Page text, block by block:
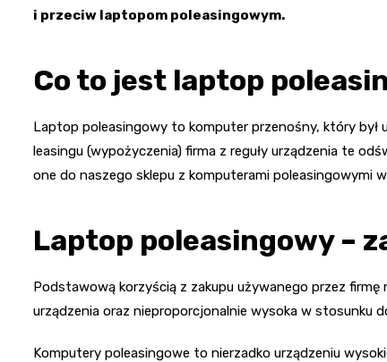
i przeciw laptopom poleasingowym.
Co to jest laptop
Laptop poleasingowy to komputer przenośny, który był
leasingu (wypożyczenia) firma z reguły urządzenia te
one do naszego sklepu z komputerami poleasingowymi
Laptop poleasingowy –
Podstawową korzyścią z zakupu używanego przez
urządzenia oraz nieproporcjonalnie wysoka w stosunku
Komputery poleasingowe to nierzadko urządzeniu